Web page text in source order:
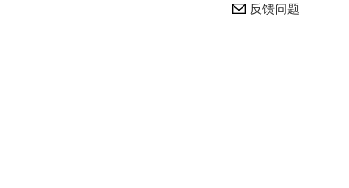
反馈问题